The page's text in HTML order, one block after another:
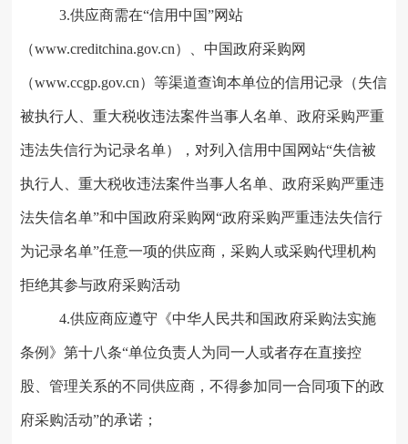
3.供应商需在“信用中国”网站
（www.creditchina.gov.cn）、中国政府采购网
（www.ccgp.gov.cn）等渠道查询本单位的信用记录（失信
被执行人、重大税收违法案件当事人名单、政府采购严重
违法失信行为记录名单），对列入信用中国网站“失信被
执行人、重大税收违法案件当事人名单、政府采购严重违
法失信名单”和中国政府采购网“政府采购严重违法失信行
为记录名单”任意一项的供应商，采购人或采购代理机构
拒绝其参与政府采购活动
4.供应商应遵守《中华人民共和国政府采购法实施
条例》第十八条“单位负责人为同一人或者存在直接控
股、管理关系的不同供应商，不得参加同一合同项下的政
府采购活动”的承诺；